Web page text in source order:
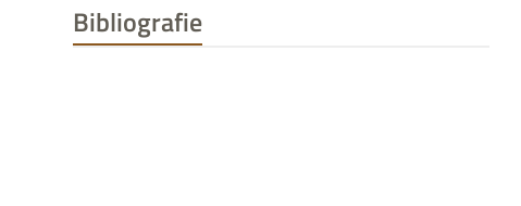
Bibliografie